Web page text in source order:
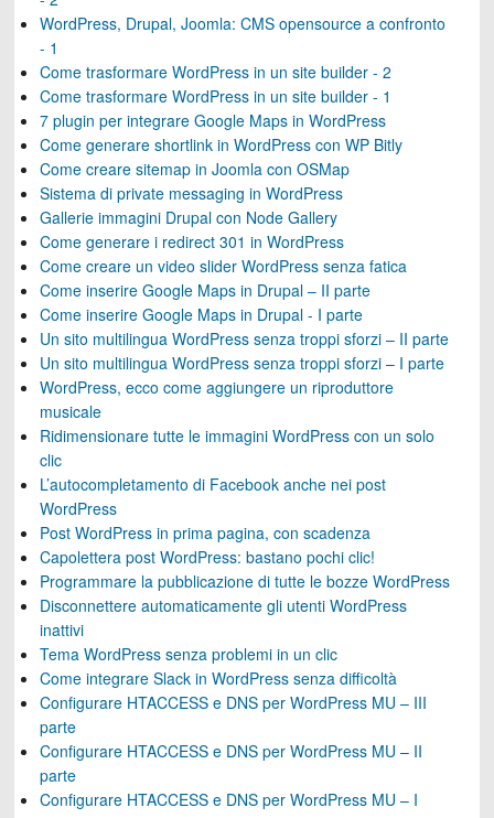
WordPress, Drupal, Joomla: CMS opensource a confronto
- 1
Come trasformare WordPress in un site builder - 2
Come trasformare WordPress in un site builder - 1
7 plugin per integrare Google Maps in WordPress
Come generare shortlink in WordPress con WP Bitly
Come creare sitemap in Joomla con OSMap
Sistema di private messaging in WordPress
Gallerie immagini Drupal con Node Gallery
Come generare i redirect 301 in WordPress
Come creare un video slider WordPress senza fatica
Come inserire Google Maps in Drupal – II parte
Come inserire Google Maps in Drupal - I parte
Un sito multilingua WordPress senza troppi sforzi – II parte
Un sito multilingua WordPress senza troppi sforzi – I parte
WordPress, ecco come aggiungere un riproduttore
musicale
Ridimensionare tutte le immagini WordPress con un solo
clic
L’autocompletamento di Facebook anche nei post
WordPress
Post WordPress in prima pagina, con scadenza
Capolettera post WordPress: bastano pochi clic!
Programmare la pubblicazione di tutte le bozze WordPress
Disconnettere automaticamente gli utenti WordPress
inattivi
Tema WordPress senza problemi in un clic
Come integrare Slack in WordPress senza difficoltà
Configurare HTACCESS e DNS per WordPress MU – III
parte
Configurare HTACCESS e DNS per WordPress MU – II
parte
Configurare HTACCESS e DNS per WordPress MU – I